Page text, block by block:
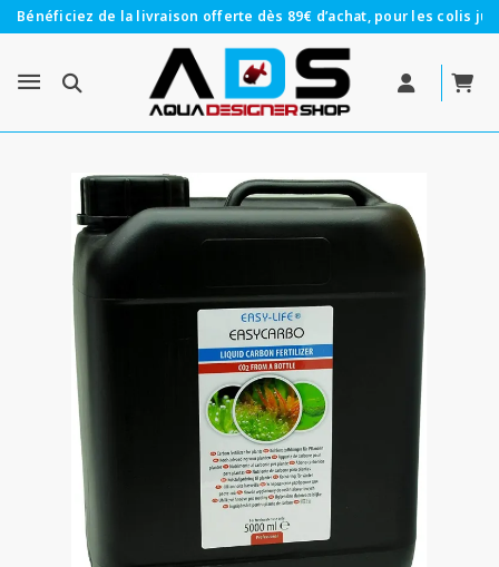
Bénéficiez de la livraison offerte dès 89€ d’achat, pour les colis